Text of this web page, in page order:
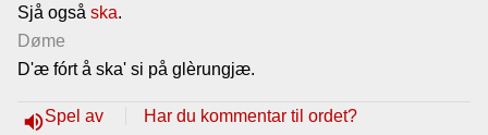
Sjå også ska.
Døme
D'æ fórt å ska' si på glèrungjæ.
volume_upSpel av Har du kommentar til ordet?
Gjestebok